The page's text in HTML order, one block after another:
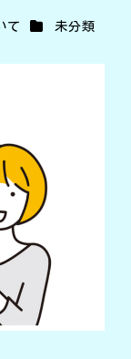
て カテゴリー
未分類